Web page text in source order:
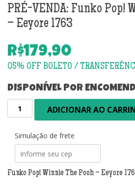
PRÉ-VENDA: Funko Pop!
– Eeyore 1763
R$179,90
DISPONÍVEL POR
PRÉ-
VENDA:
Pop!
Winnie
The
Pooh
ADICIONAR AO
Simulação de frete
Funko Pop! Winnie The Pooh – Eeyore